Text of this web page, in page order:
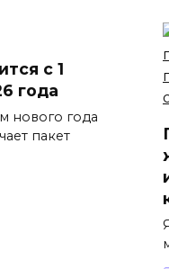
с 1
года
нового года
пакет